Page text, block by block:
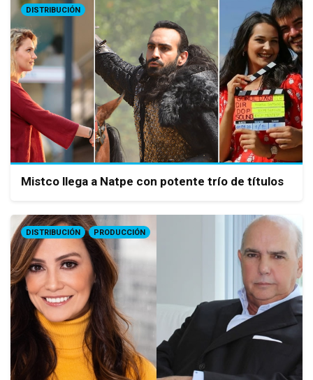
DISTRIBUCIÓN
Mistco llega a Natpe con potente trío de títulos
DISTRIBUCIÓN PRODUCCIÓN